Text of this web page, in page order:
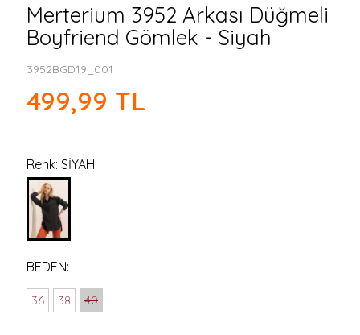
Merterium 3952 Arkası Düğmeli
Boyfriend Gömlek - Siyah
3952BGD19_001
499,99 TL
Renk: SİYAH
BEDEN:
36 38 40